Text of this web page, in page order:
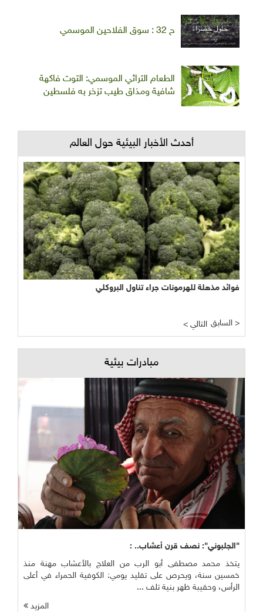
ح 32 : سوق الفلاحين الموسمي
الطعام التراثي الموسمي: التوت فاكهة
شافية ومذاق طيب تزخر به فلسطين
أحدث الأخبار البيئية حول العالم
فوائد مذهلة للهرمونات جراء تناول البروكلي
نجاح مبشر وواعد لتجربة الأراضي الرطبة المصطنعة في معالجة
< التالي السابق >
مبادرات بيئية
"الجلبوني": نصف قرن أعشاب.. :
يتخذ محمد مصطفى أبو الرب من العلاج بالأعشاب مهنة منذ
خمسين سنة، ويحرص على تقليد يومي: الكوفية الحمراء في أعلى
الرأس، وحقيبة ظهر بنية تلف ...
المزيد